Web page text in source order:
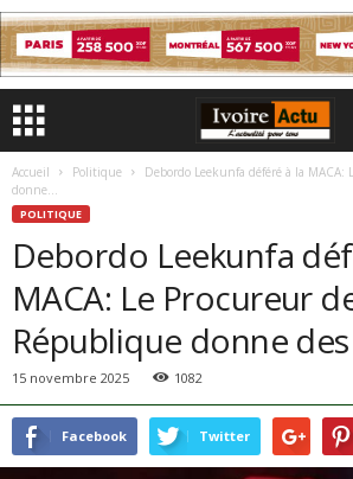
Accueil Politique
Debordo Leekunfa déféré à la
donne...
POLITIQUE
Debordo Leekunfa
MACA: Le Procureur
République donne
15 novembre 2025 1082
Facebook Twitter